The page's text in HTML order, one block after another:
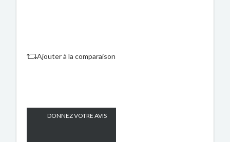
Ajouter à la comparaison
DONNEZ VOTRE AVIS